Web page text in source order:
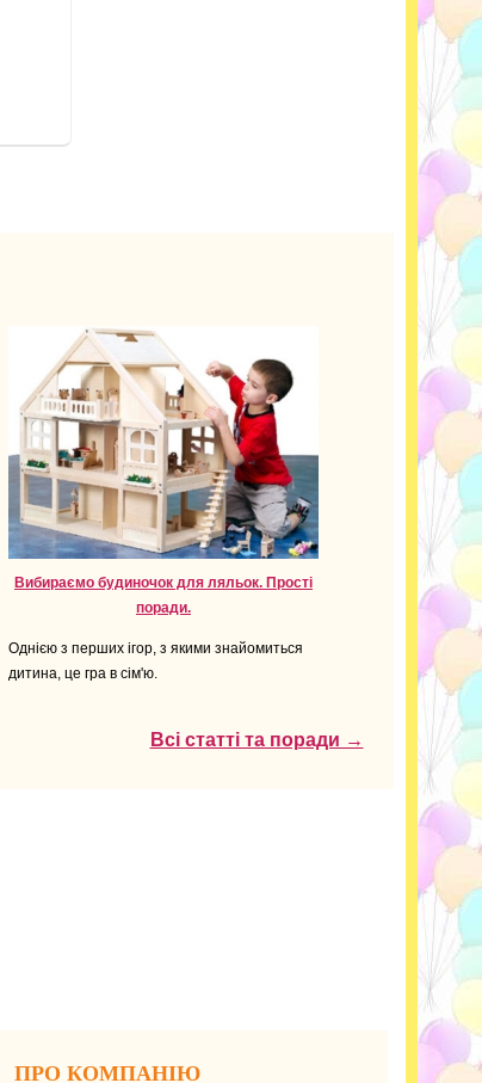
Вибираємо будиночок для ляльок. Прості
поради.
Однією з перших ігор, з якими знайомиться
дитина, це гра в сім'ю.
Всі статті та поради →
ПРО КОМПАНІЮ